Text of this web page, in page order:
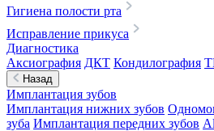
Гигиена полости рта
Исправление прикуса
Диагностика
Аксиография ДКТ Кондилография
Назад
Имплантация зубов
Имплантация нижних зубов
зуба Имплантация передних зубов